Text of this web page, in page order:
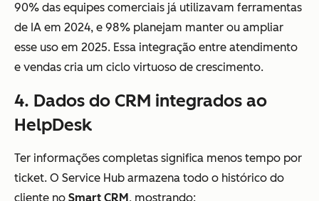
90% das equipes comerciais já utilizavam ferramentas
de IA em 2024, e 98% planejam manter ou ampliar
esse uso em 2025. Essa integração entre atendimento
e vendas cria um ciclo virtuoso de crescimento.
4. Dados do CRM integrados ao
HelpDesk
Ter informações completas significa menos tempo por
ticket. O Service Hub armazena todo o histórico do
cliente no Smart CRM , mostrando: